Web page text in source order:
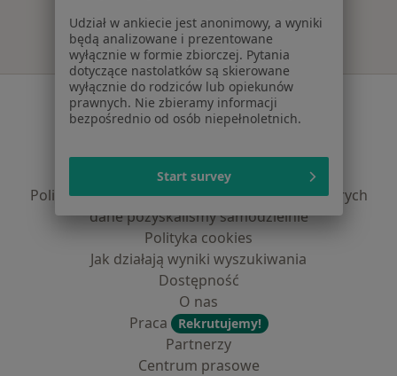
Serwis
Regulamin
Polityka prywatności pacjentów
Polityka prywatności profesjonalistów
Polityka prywatności dla profesjonalistów, których
dane pozyskaliśmy samodzielnie
Polityka cookies
Jak działają wyniki wyszukiwania
Dostępność
O nas
Praca
Rekrutujemy!
Partnerzy
Centrum prasowe
Udział w ankiecie jest anonimowy, a wyniki
będą analizowane i prezentowane
wyłącznie w formie zbiorczej. Pytania
dotyczące nastolatków są skierowane
wyłącznie do rodziców lub opiekunów
prawnych. Nie zbieramy informacji
bezpośrednio od osób niepełnoletnich.
Start survey